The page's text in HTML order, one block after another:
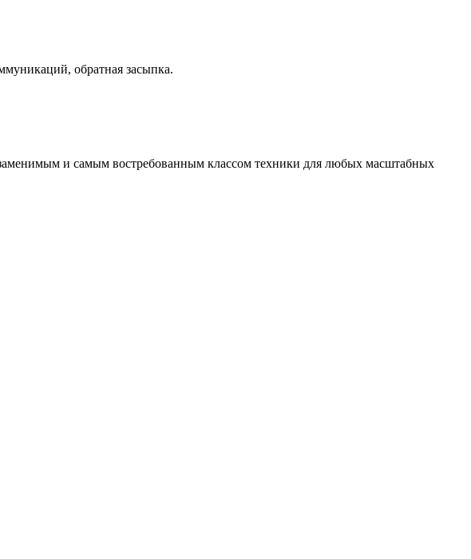
обратная засыпка.
и самым востребованным классом техники для любых масштабных